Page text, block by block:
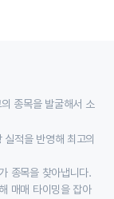
종목을 발굴해서 소
적을 반영해 최고의
종목을 찾아냅니다.
매매 타이밍을 잡아